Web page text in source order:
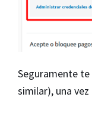
Seguramente
similar), una